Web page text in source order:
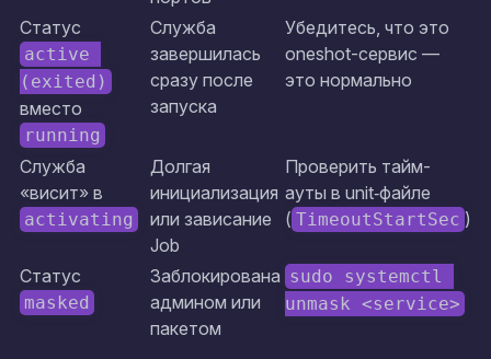
Статус
active
(exited)
вместо
running
Служба
завершилась
сразу после
запуска
Убедитесь, что это
oneshot-сервис —
это нормально
Служба
«висит» в
activating
Долгая
инициализация
или зависание
Job
Проверить тайм-
ауты в unit‑файле
( TimeoutStartSec )
Статус
masked
Заблокирована
админом или
пакетом
sudo systemctl
unmask <service>